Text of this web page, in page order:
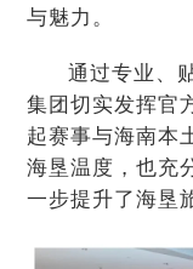
与魅力。
通过专业、
集团切实发挥官
起赛事与海南本
海垦温度，也充
一步提升了海垦